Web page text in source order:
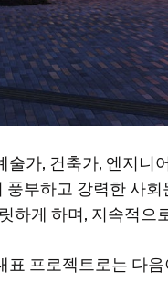
술가, 건축가, 엔지
부하고 강력한 사
하게 하며, 지속적으
표 프로젝트로는 다